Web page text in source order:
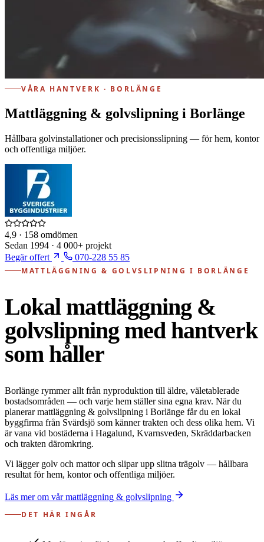
VÅRA HANTVERK · BORLÄNGE
Mattläggning & golvslipning i Borlänge
Hållbara golvinstallationer och precisionsslipning — för hem, kontor
och offentliga miljöer.
4,9 · 158 omdömen
Sedan 1994 · 4 000+ projekt
Begär offert
070-228 55 85
MATTLÄGGNING & GOLVSLIPNING I BORLÄNGE
Lokal mattläggning &
golvslipning med hantverk
som håller
Borlänge rymmer allt från nyproduktion till äldre, väletablerade
bostadsområden — och varje hem ställer sina egna krav. När du
planerar mattläggning & golvslipning i Borlänge får du en lokal
byggfirma från Svärdsjö som känner trakten och dess olika hem. Vi
är vana vid bostäderna i Hagalund, Kvarnsveden, Skräddarbacken
och trakten däromkring.
Vi lägger golv och mattor och slipar upp slitna trägolv — hållbara
resultat för hem, kontor och offentliga miljöer.
Läs mer om vår mattläggning & golvslipning
DET HÄR INGÅR